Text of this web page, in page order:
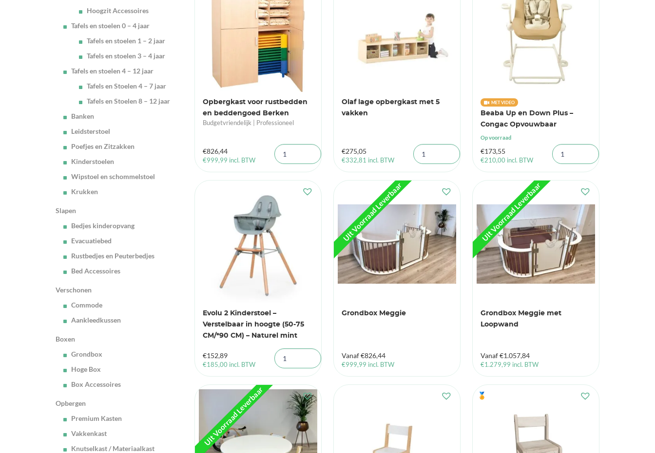
Hoogzit Accessoires
Tafels en stoelen 0 – 4 jaar
Tafels en stoelen 1 – 2 jaar
Tafels en stoelen 3 – 4 jaar
Tafels en stoelen 4 – 12 jaar
Tafels en Stoelen 4 – 7 jaar
Tafels en Stoelen 8 – 12 jaar
Banken
Leidsterstoel
Poefjes en Zitzakken
Kinderstoelen
Wipstoel en schommelstoel
Krukken
Slapen
Bedjes kinderopvang
Evacuatiebed
Rustbedjes en Peuterbedjes
Bed Accessoires
Verschonen
Commode
Aankleedkussen
Boxen
Grondbox
Hoge Box
Box Accessoires
Opbergen
Premium Kasten
Vakkenkast
Knutselkast / Materiaalkast
Opbergkast voor rustbedden
en beddengoed Berken
Budgetvriendelijk | Professioneel
€826,44
€999,99 incl. BTW
Olaf lage opbergkast met 5
vakken
€275,05
€332,81 incl. BTW
MET VIDEO
Beaba Up en Down Plus –
Congac Opvouwbaar
Op voorraad
€173,55
€210,00 incl. BTW
Evolu 2 Kinderstoel –
Verstelbaar in hoogte (50-75
CM/*90 CM) – Naturel mint
€152,89
€185,00 incl. BTW
UIt Voorraad Leverbaar
Grondbox Meggie
Vanaf€826,44
€999,99 incl. BTW
UIt Voorraad Leverbaar
Grondbox Meggie met
Loopwand
Vanaf€1.057,84
€1.279,99 incl. BTW
UIt Voorraad Leverbaar 🏅